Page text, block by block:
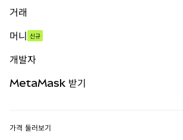
거래
무기한 선물
실물자산
머니 신규
개발자
MetaMask 받기
가격 둘러보기